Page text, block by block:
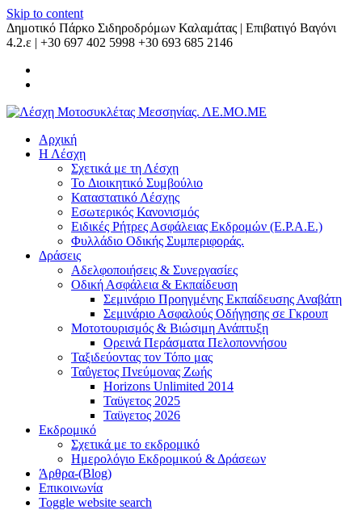
Skip to content
Δημοτικό Πάρκο Σιδηροδρόμων Καλαμάτας | Επιβατιγό Βαγόνι
4.2.ε | +30 697 402 5998 +30 693 685 2146
Αρχική
Η Λέσχη
Σχετικά με τη Λέσχη
Το Διοικητικό Συμβούλιο
Καταστατικό Λέσχης
Εσωτερικός Κανονισμός
Ειδικές Ρήτρες Ασφάλειας Εκδρομών (Ε.Ρ.Α.Ε.)
Φυλλάδιο Οδικής Συμπεριφοράς.
Δράσεις
Αδελφοποιήσεις & Συνεργασίες
Οδική Ασφάλεια & Εκπαίδευση
Σεμινάριο Προηγμένης Εκπαίδευσης Αναβάτη
Σεμινάριο Ασφαλούς Οδήγησης σε Γκρουπ
Μοτοτουρισμός & Βιώσιμη Ανάπτυξη
Ορεινά Περάσματα Πελοποννήσου
Ταξιδεύοντας τον Τόπο μας
Ταΰγετος Πνεύμονας Ζωής
Horizons Unlimited 2014
Ταϋγετος 2025
Ταϋγετος 2026
Εκδρομικό
Σχετικά με το εκδρομικό
Ημερολόγιο Εκδρομικού & Δράσεων
Άρθρα-(Blog)
Επικοινωνία
Toggle website search